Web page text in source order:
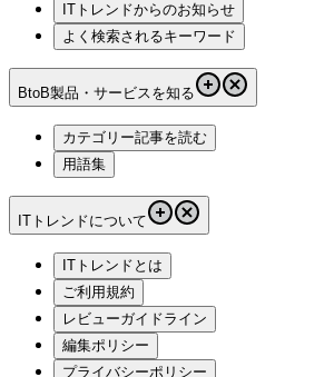
ITトレンドからのお知らせ
よく検索されるキーワード
BtoB製品・サービスを知る
カテゴリー記事を読む
用語集
ITトレンドについて
ITトレンドとは
ご利用規約
レビューガイドライン
編集ポリシー
プライバシーポリシー